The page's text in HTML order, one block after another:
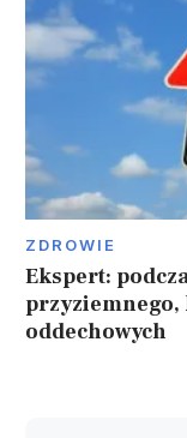
ZDROWIE
Ekspert:
oddechowych